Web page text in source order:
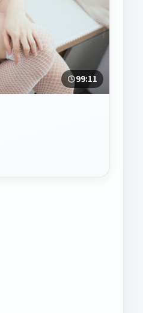
99:11